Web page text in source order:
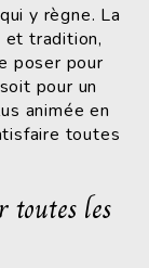
y règne. La
et tradition,
poser pour
pour un
animée en
toutes
toutes les